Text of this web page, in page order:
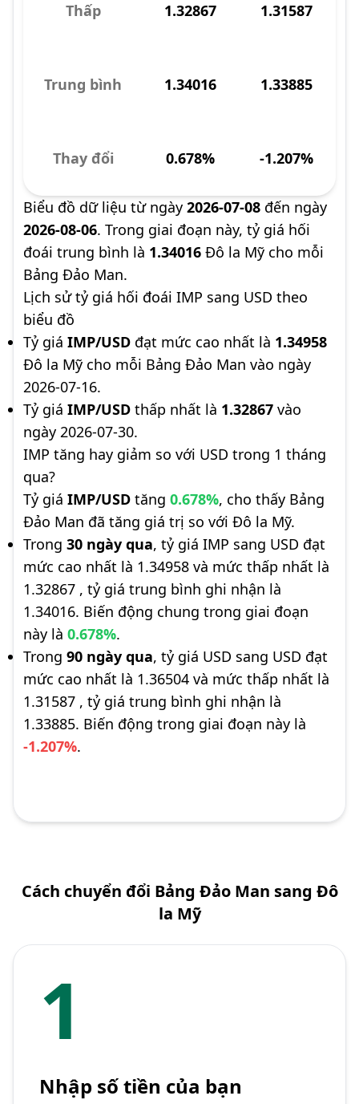
Thấp 1.32867 1.31587
Trung bình 1.34016 1.33885
Thay đổi 0.678% -1.207%
Biểu đồ dữ liệu từ ngày 2026-07-08 đến ngày
2026-08-06. Trong giai đoạn này, tỷ giá hối
đoái trung bình là 1.34016 Đô la Mỹ cho mỗi
Bảng Đảo Man.
Lịch sử tỷ giá hối đoái IMP sang USD theo
biểu đồ
Tỷ giá IMP/USD đạt mức cao nhất là 1.34958
Đô la Mỹ cho mỗi Bảng Đảo Man vào ngày
2026-07-16.
Tỷ giá IMP/USD thấp nhất là 1.32867 vào
ngày 2026-07-30.
IMP tăng hay giảm so với USD trong 1 tháng
qua?
Tỷ giá IMP/USD tăng 0.678%, cho thấy Bảng
Đảo Man đã tăng giá trị so với Đô la Mỹ.
Trong 30 ngày qua, tỷ giá IMP sang USD đạt
mức cao nhất là 1.34958 và mức thấp nhất là
1.32867 , tỷ giá trung bình ghi nhận là
1.34016. Biến động chung trong giai đoạn
này là 0.678%.
Trong 90 ngày qua, tỷ giá USD sang USD đạt
mức cao nhất là 1.36504 và mức thấp nhất là
1.31587 , tỷ giá trung bình ghi nhận là
1.33885. Biến động trong giai đoạn này là
-1.207%.
Cách chuyển đổi Bảng Đảo Man sang Đô
la Mỹ
1
Nhập số tiền của bạn